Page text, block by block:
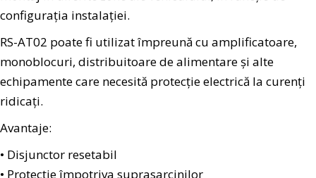
configurația instalației.
RS-AT02 poate fi utilizat împreună cu amplificatoare,
monoblocuri, distribuitoare de alimentare și alte
echipamente care necesită protecție electrică la curenți
ridicați.
Avantaje:
• Disjunctor resetabil
• Protecție împotriva suprasarcinilor